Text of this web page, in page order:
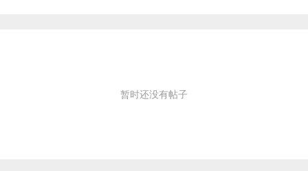
暂时还没有帖子